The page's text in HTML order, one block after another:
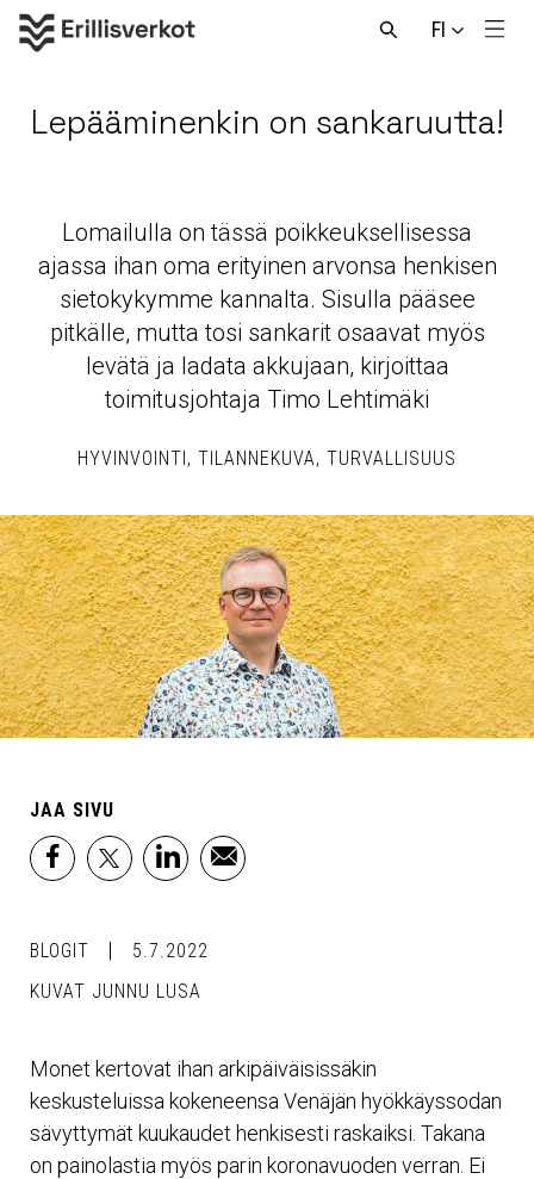
FI
Avaa
Lepääminenkin on sankaruutta!
Lomailulla on tässä poikkeuksellisessa
ajassa ihan oma erityinen arvonsa henkisen
sietokykymme kannalta. Sisulla pääsee
pitkälle, mutta tosi sankarit osaavat myös
levätä ja ladata akkujaan, kirjoittaa
toimitusjohtaja Timo Lehtimäki
HYVINVOINTI TILANNEKUVA TURVALLISUUS
JAA SIVU
facebook
x linkedinemail
BLOGIT
5.7.2022
KUVAT JUNNU LUSA
Monet kertovat ihan arkipäiväisissäkin
keskusteluissa kokeneensa Venäjän hyökkäyssodan
sävyttymät kuukaudet henkisesti raskaiksi. Takana
on painolastia myös parin koronavuoden verran. Ei